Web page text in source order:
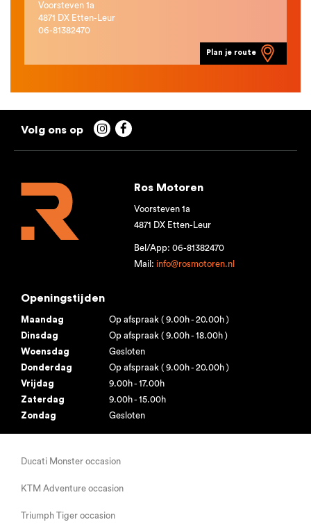
Voorsteven 1a
4871 DX Etten-Leur
06-81382470
Plan je route
 
Ros Motoren
Voorsteven 1a
4871 DX Etten-Leur
Bel/App: 06-81382470
Mail:info@rosmotoren.nl
Openingstijden
Maandag
Op afspraak ( 9.00h - 20.00h )
Dinsdag
Op afspraak ( 9.00h - 18.00h )
Woensdag
Gesloten
Donderdag
Op afspraak ( 9.00h - 20.00h )
Vrijdag
9.00h - 17.00h
Zaterdag
9.00h - 15.00h
Zondag
Gesloten
Ducati Monster occasion
KTM Adventure occasion
Triumph Tiger occasion